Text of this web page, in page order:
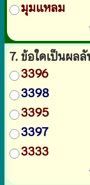
มุมแหลม
7. ข้อใดเป็นผล
3396
3398
3395
3397
3333